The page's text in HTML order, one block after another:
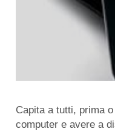
Capita a tutti, prima
computer e avere a